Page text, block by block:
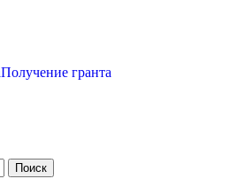
Получение гранта
Поиск